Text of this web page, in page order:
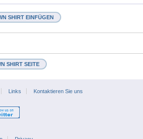
SHIRT EINFÜGEN
SHIRT SEITE
Links Kontaktieren Sie uns